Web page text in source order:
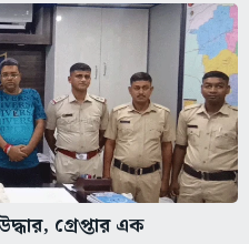
গ্রেপ্তার এক